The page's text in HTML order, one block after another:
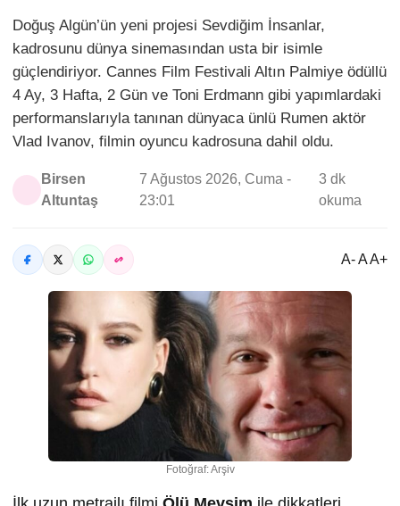
Doğuş Algün’ün yeni projesi Sevdiğim İnsanlar,
kadrosunu dünya sinemasından usta bir isimle
güçlendiriyor. Cannes Film Festivali Altın Palmiye ödüllü
4 Ay, 3 Hafta, 2 Gün ve Toni Erdmann gibi yapımlardaki
performanslarıyla tanınan dünyaca ünlü Rumen aktör
Vlad Ivanov, filmin oyuncu kadrosuna dahil oldu.
Birsen
Altuntaş
7 Ağustos 2026, Cuma -
23:01
3 dk
okuma
A- A A+
Fotoğraf: Arşiv